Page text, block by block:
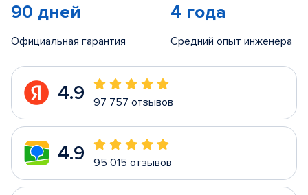
90 дней
Официальная гарантия
4 года
Средний опыт инженера
4.9 97 757 отзывов
4.9 95 015 отзывов